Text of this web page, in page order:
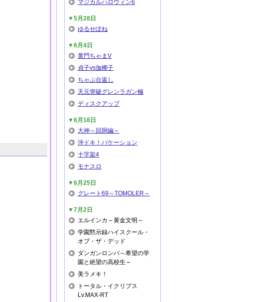
マジカルハロウィン6
▼5月28日
ゆるせぽね
▼6月4日
黄門ちゃまV
貞子vs伽椰子
ちゃぶ台返し
天元突破グレンラガン極
ディスクアップ
▼6月18日
大神～回胴編～
沖ドキ！バケーション
十字架4
モナスロ
▼6月25日
グレート69～TOMOLER～
▼7月2日
エルインカ～黄金文明～
学園黙示録ハイスクール・
オブ・ザ・デッド
ダンガンロンパ～希望の学
園と絶望の高校生～
美ラメキ！
トータル・イクリプス
Lv.MAX-RT